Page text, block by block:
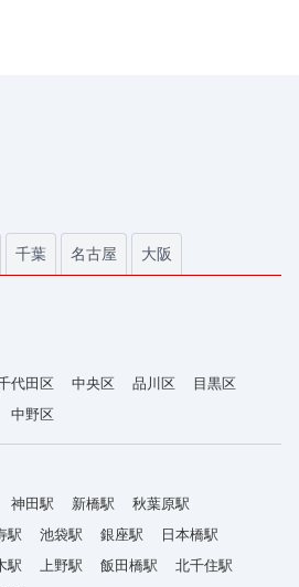
千葉 名古屋 大阪
代田区 中央区 品川区
目黒区
中野区
神田駅 新橋駅
秋葉原駅
駅 池袋駅 銀座駅
日本橋駅
駅 上野駅 飯田橋駅
北千住駅